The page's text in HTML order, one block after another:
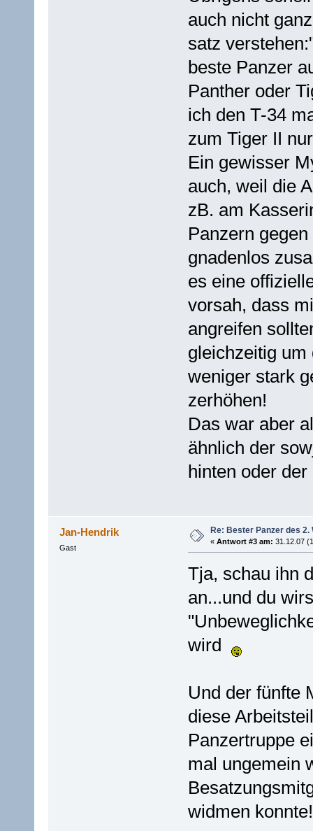
auch nicht
satz
beste Panzer
Panther oder
ich den T-34
zum Tiger II
Ein gewisser
auch, weil die
zB. am
Panzern
gnadenlos
es eine
vorsah, dass
angreifen
gleichzeitig
weniger stark
zerhöhen!
Das war aber
ähnlich der
hinten oder
Jan-Hendrik
Gast
Re: Bester Panzer des 2.
« Antwort #3 am: 31.12.07
Tja, schau ihn
an...und du
wird
Und der fünfte
diese
Panzertruppe
mal ungemein
widmen konnte!